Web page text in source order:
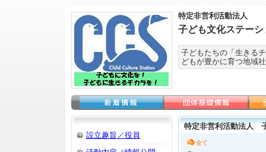
特定非営利活動法人
子ども文化ステーシ
子どもたちの「生きる
どもが豊かに育つ地域
設立趣旨／役員
特定非営利活動法人
全て